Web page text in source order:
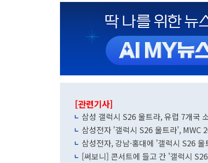
[관련기사]
삼성 갤럭시 S26 울트라, 유럽 7개국
삼성전자 '갤럭시 S26 울트라', MWC
삼성전자, 강남·홍대에 '갤럭시 S26
[써보니] 콘서트에 들고 간 '갤럭시